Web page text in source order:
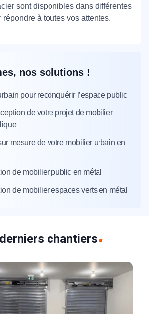
sont disponibles dans différentes
répondre à toutes vos attentes.
nos solutions !
pour reconquérir l’espace public
de votre projet de mobilier
mesure de votre mobilier urbain en
de mobilier public en métal
de mobilier espaces verts en métal
chantiers